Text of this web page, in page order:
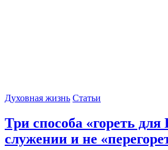
Духовная жизнь Статьи
Три способа «гореть для
служении и не